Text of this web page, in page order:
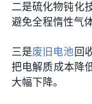
二是硫化物钝化
避免全程惰性气
三是废旧电池 回
把电解质成本降
大幅下降。